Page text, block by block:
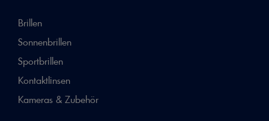
Brillen
Sonnenbrillen
Sportbrillen
Kontaktlinsen
Kameras & Zubehör